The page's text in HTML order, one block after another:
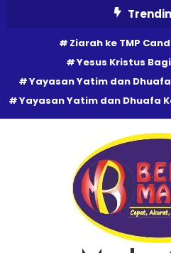
Ziarah ke TMP
Yesus Kristus
Yayasan Yatim dan
Yayasan Yatim dan Dhuafa